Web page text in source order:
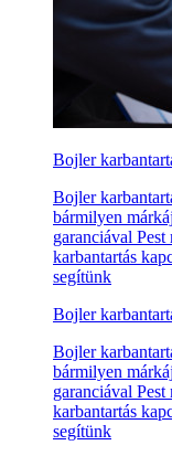
Bojler
Bojler
bármilyen
garanciával
karbantartás
segítünk
Bojler
Bojler
bármilyen
garanciával
karbantartás
segítünk